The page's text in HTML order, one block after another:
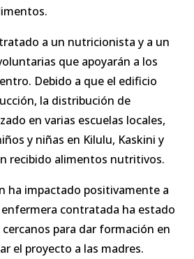
a un nutricionista y a un
que apoyarán a los
Debido a que el edificio
la distribución de
en varias escuelas locales,
y niñas en Kilulu, Kaskini y
recibido alimentos nutritivos.
ha impactado positivamente a
contratada ha estado
para dar formación en
el proyecto a las madres.